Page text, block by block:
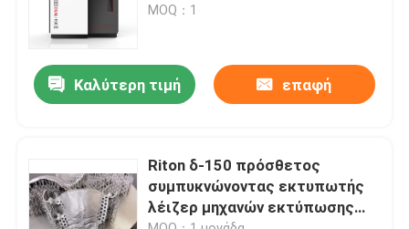
Νέα
Όλες οι περιπτώσεις
Τρισδιάστατος εκτυπωτής μετάλλων λέιζερ
Οδοντικός τρισδιάστατος εκτυπωτής μετάλλων
μηχανή εκτύπωσης μετάλλων
MOQ：1
Καλύτερη τιμή επαφή
Riton δ-150 πρόσθετος
συμπυκνώνοντας εκτυπωτής
λέιζερ μηχανών εκτύπωσης